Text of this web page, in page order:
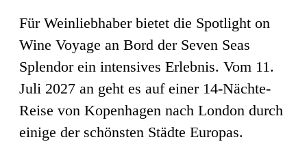
Für Weinliebhaber bietet die Spotlight on
Wine Voyage an Bord der Seven Seas
Splendor ein intensives Erlebnis. Vom 11.
Juli 2027 an geht es auf einer 14-Nächte-
Reise von Kopenhagen nach London durch
einige der schönsten Städte Europas.